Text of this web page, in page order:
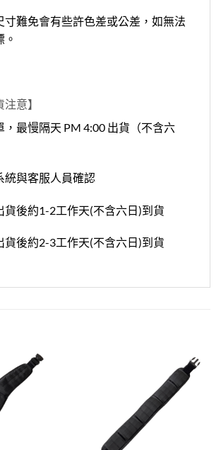
寸難免會有些許色差或公差，如無法
意】
，最慢隔天 PM 4:00 出貨（不含六
統與客服人員確認
貨後約1-2工作天(不含六日)到貨
貨後約2-3工作天(不含六日)到貨